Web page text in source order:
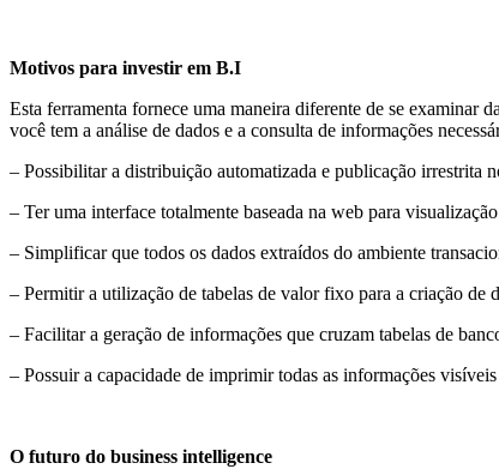
Motivos para investir em B.I
Esta ferramenta fornece uma maneira diferente de se examinar
você tem a análise de dados e a consulta de informações
– Possibilitar a distribuição automatizada e publicação irrestrita
– Ter uma interface totalmente baseada na web para
– Simplificar que todos os dados extraídos do ambiente
– Permitir a utilização de tabelas de valor fixo para a criação de
– Facilitar a geração de informações que cruzam tabelas de
– Possuir a capacidade de imprimir todas as informações
O futuro do business intelligence